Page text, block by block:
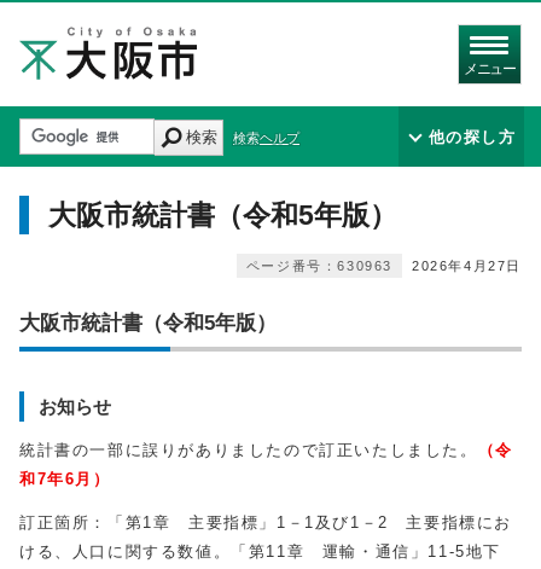
メニュー
検索 検索ヘルプ 他の探し方
大阪市統計書（令和5年版）
2026年4月27日
ページ番号：630963
大阪市統計書（令和5年版）
お知らせ
統計書の一部に誤りがありましたので訂正いたしました。
（令
和7年6月）
訂正箇所：「第1章 主要指標」1－1及び1－2 主要指標にお
ける、人口に関する数値。「第11章 運輸・通信」11-5地下